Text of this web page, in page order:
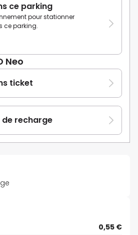
ce parking
pour stationner
ce parking.
Neo
ticket
recharge
0,55 €